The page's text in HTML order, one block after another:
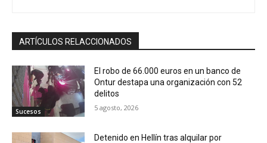
ARTÍCULOS RELACCIONADOS
Sucesos
El robo de 66.000 euros en un banco de
Ontur destapa una organización con 52
delitos
5 agosto, 2026
Detenido en Hellín tras alquilar por